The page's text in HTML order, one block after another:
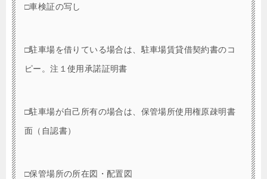
□車検証の写し
□駐車場を借りている場合は、駐車場賃貸借契約書のコ
ピー。注１使用承諾証明書
□駐車場が自己所有の場合は、保管場所使用権原疎明書
面（自認書）
□保管場所の所在図・配置図